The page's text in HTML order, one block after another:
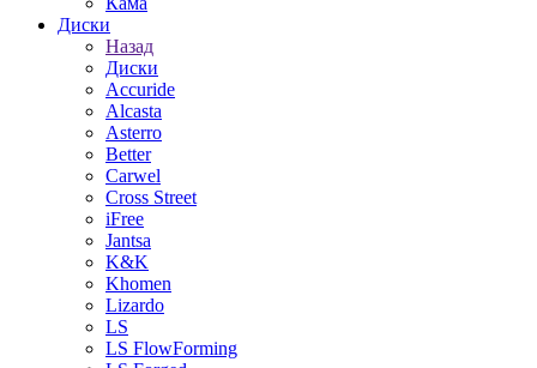
Диски
Назад
Диски
Accuride
Alcasta
Asterro
Better
Carwel
Cross Street
iFree
Jantsa
K&K
Khomen
Lizardo
LS
LS FlowForming